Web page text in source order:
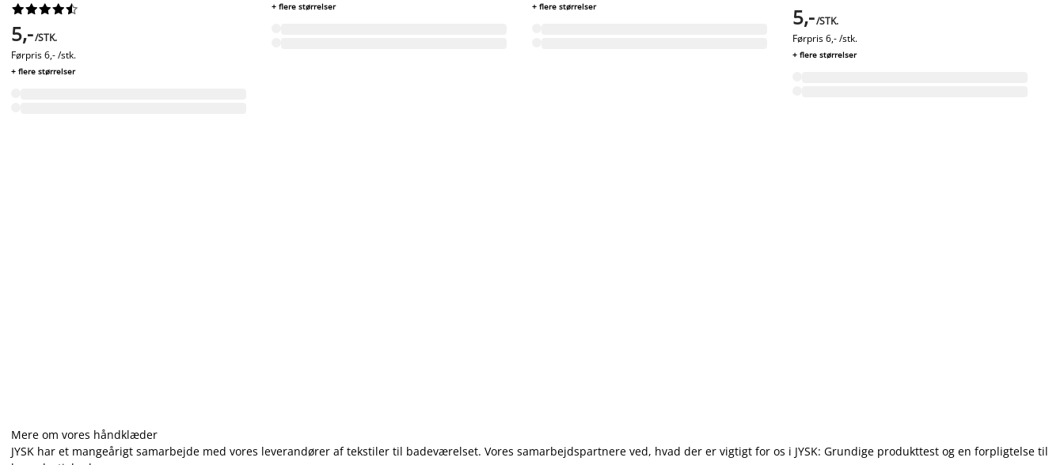






5,-/STK.
Førpris6,- /stk.
+ flere størrelser
+ flere størrelser + flere størrelser 5,-/STK.
Førpris6,- /stk.
+ flere størrelser
Mere om vores håndklæder
JYSK har et mangeårigt samarbejde med vores leverandører af tekstiler til badeværelset. Vores samarbejdspartnere ved, hvad der er vigtigt for os i JYSK: Grundige produkttest og en forpligtelse til